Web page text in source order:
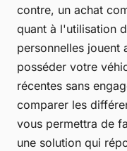
contre, un achat
quant à l'utilisation
personnelles jouent
posséder votre
récentes sans
comparer les
vous permettra de
une solution qui